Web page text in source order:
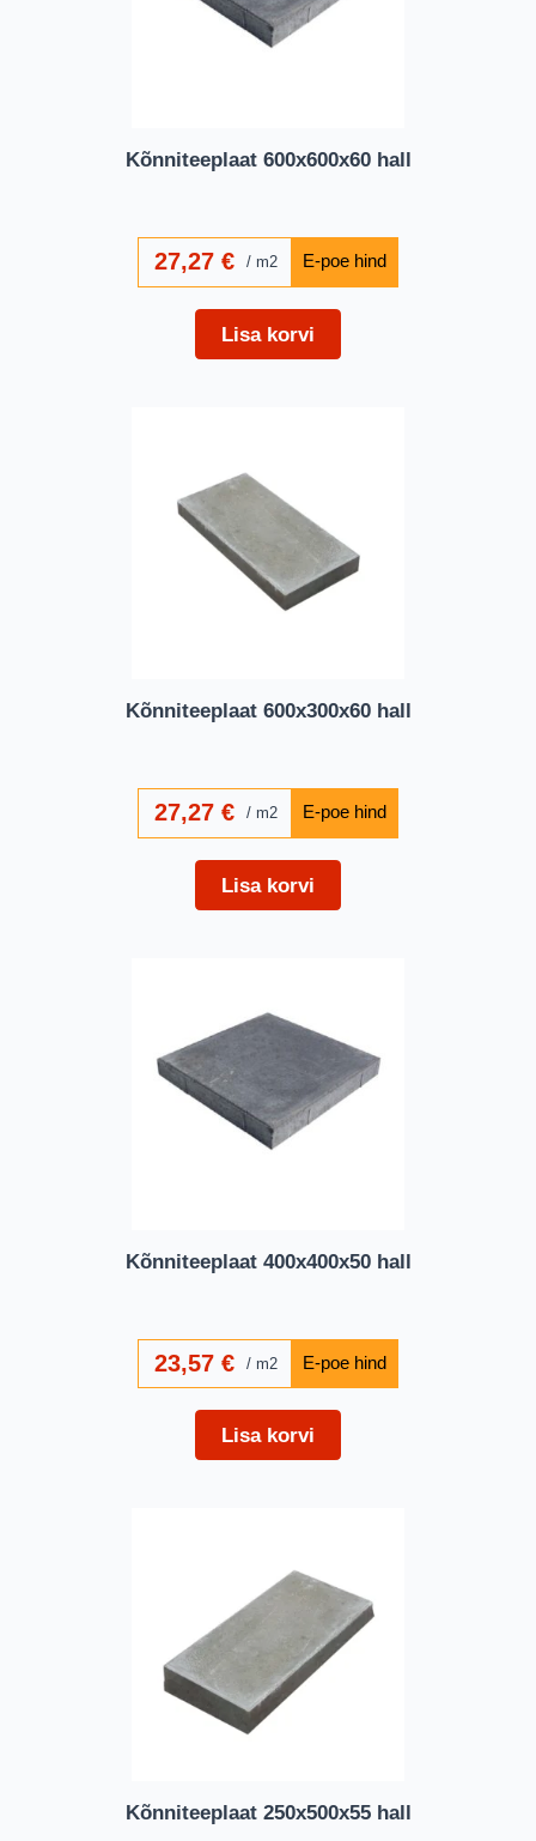
Kõnniteeplaat 600x600x60 hall
27,27€ m2
Lisa korvi
Kõnniteeplaat 600x300x60 hall
27,27€ m2
Lisa korvi
Kõnniteeplaat 400x400x50 hall
23,57€ m2
Lisa korvi
Kõnniteeplaat 250x500x55 hall